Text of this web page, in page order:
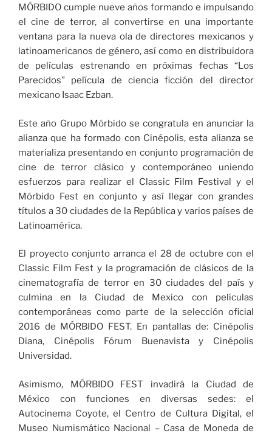
MÓRBIDO cumple nueve años formando e impulsando
el cine de terror, al convertirse en una importante
ventana para la nueva ola de directores mexicanos y
latinoamericanos de género, así como en distribuidora
de películas estrenando en próximas fechas “Los
Parecidos” película de ciencia ficción del director
mexicano Isaac Ezban.
Este año Grupo Mórbido se congratula en anunciar la
alianza que ha formado con Cinépolis, esta alianza se
materializa presentando en conjunto programación de
cine de terror clásico y contemporáneo uniendo
esfuerzos para realizar el Classic Film Festival y el
Mórbido Fest en conjunto y así llegar con grandes
títulos a 30 ciudades de la República y varios países de
Latinoamérica.
El proyecto conjunto arranca el 28 de octubre con el
Classic Film Fest y la programación de clásicos de la
cinematografía de terror en 30 ciudades del país y
culmina en la Ciudad de Mexico con películas
contemporáneas como parte de la selección oficial
2016 de MÓRBIDO FEST. En pantallas de: Cinépolis
Diana, Cinépolis Fórum Buenavista y Cinépolis
Universidad.
Asimismo, MÓRBIDO FEST invadirá la Ciudad de
México con funciones en diversas sedes: el
Autocinema Coyote, el Centro de Cultura Digital, el
Museo Numismático Nacional – Casa de Moneda de